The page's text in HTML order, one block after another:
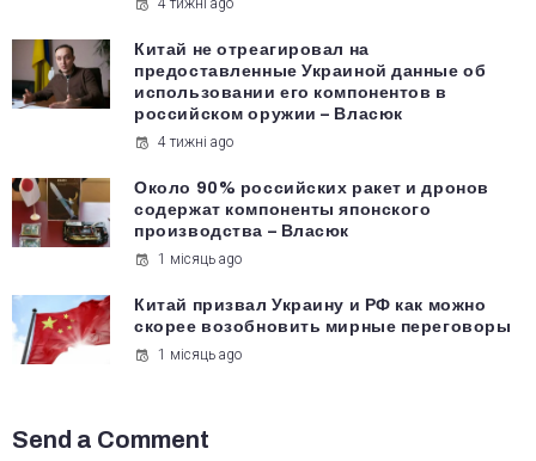
4 тижні ago
Китай не отреагировал на
предоставленные Украиной данные об
использовании его компонентов в
российском оружии – Власюк
4 тижні ago
Около 90% российских ракет и дронов
содержат компоненты японского
производства – Власюк
1 місяць ago
Китай призвал Украину и РФ как можно
скорее возобновить мирные переговоры
1 місяць ago
Send a Comment